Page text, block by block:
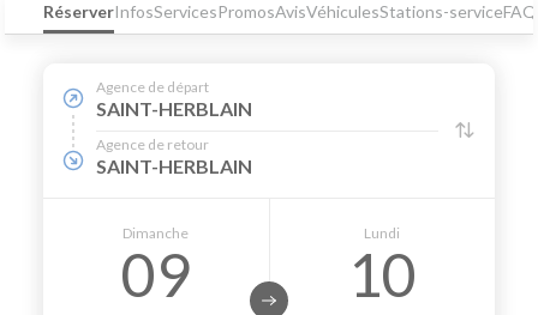
RéserverInfosServicesPromosAvisVéhiculesStations-serviceFAQ
Agence de départ
SAINT-HERBLAIN
Agence de retour
SAINT-HERBLAIN
Dimanche
09
Lundi
10